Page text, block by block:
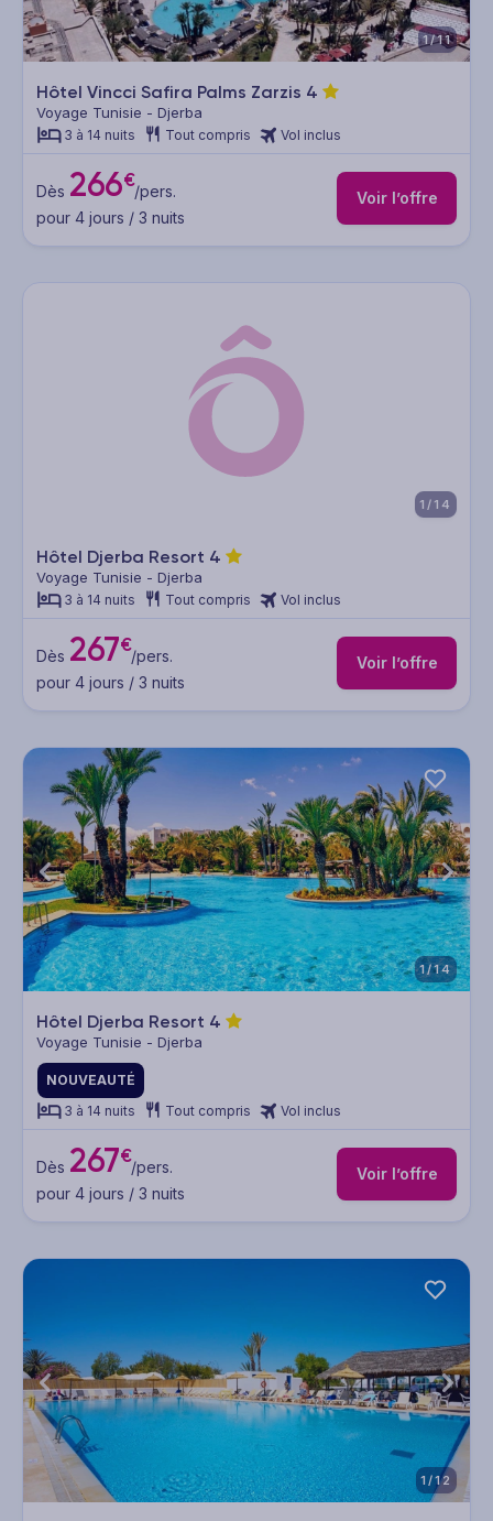
1/11
Hôtel Vincci Safira Palms Zarzis 4
Voyage Tunisie - Djerba
3 à 14 nuits Tout compris Vol inclus
Dès 266€/pers.
pour 4 jours / 3 nuits
Voir l’offre
1/14
Hôtel Djerba Resort 4
Voyage Tunisie - Djerba
3 à 14 nuits Tout compris Vol inclus
Dès 267€/pers.
pour 4 jours / 3 nuits
Voir l’offre
1/14
Hôtel Djerba Resort 4
Voyage Tunisie - Djerba
NOUVEAUTÉ
3 à 14 nuits
Tout compris Vol inclus
Dès 267€/pers.
pour 4 jours / 3 nuits
Voir l’offre
1/12